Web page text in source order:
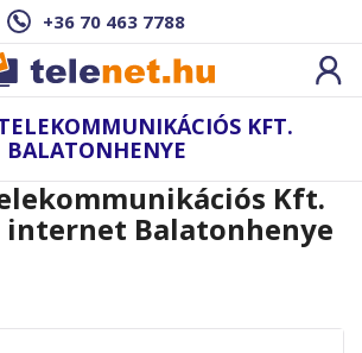
+36 70 463 7788
KFT.
BALATONHENYE
Kft.
internet Balatonhenye